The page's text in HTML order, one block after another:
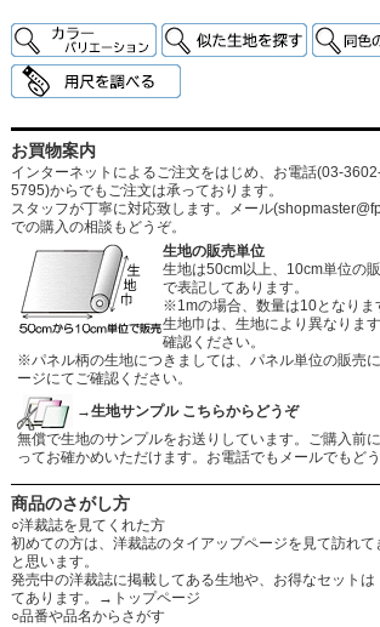
お買物案内
インターネットによるご注文をはじめ、お電話(03-
5795)からでもご注文は承っております。
スタッフが丁寧に対応致します。メール
での購入の相談もどうぞ。
生地の販売単位
生地は50cm以上、10cm単位の
で表記してあります。
※1mの場合、数量は10となりま
生地巾は、生地により異なりま
確認ください。
※パネル柄の生地につきましては、パネル単位の販売
ージにてご確認ください。
→生地サンプル こちらからどうぞ
無償で生地のサンプルをお送りしています。ご購入前
ってお確かめいただけます。お電話でもメールでもどう
商品のさがし方
○洋裁誌を見てくれた方
初めての方は、洋裁誌のタイアップページを見て訪れ
と思います。
発売中の洋裁誌に掲載してある生地や、お得なセットは
てあります。
→トップページ
○品番や品名からさがす